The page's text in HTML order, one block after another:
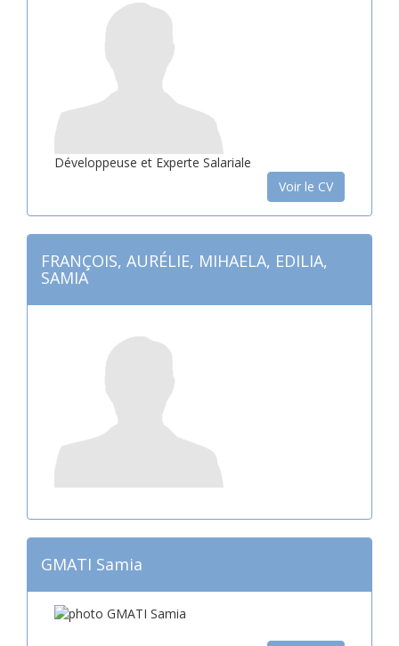
Développeuse et Experte Salariale
Voir le CV
FRANÇOIS, AURÉLIE, MIHAELA, EDILIA,
SAMIA
GMATI Samia